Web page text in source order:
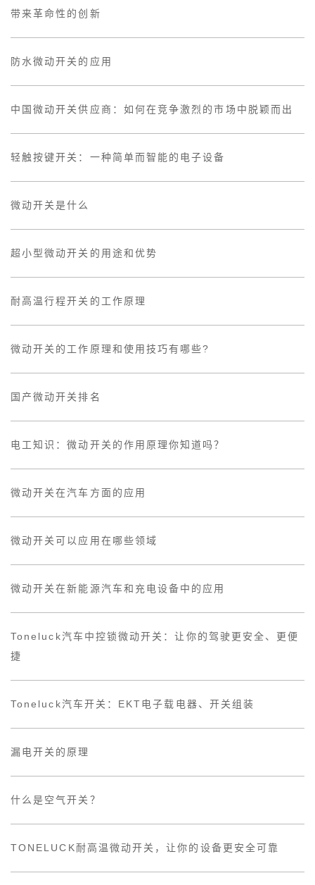
带来革命性的创新
防水微动开关的应用
中国微动开关供应商：如何在竞争激烈的市场中脱颖而出
轻触按键开关：一种简单而智能的电子设备
微动开关是什么
超小型微动开关的用途和优势
耐高温行程开关的工作原理
微动开关的工作原理和使用技巧有哪些?
国产微动开关排名
电工知识：微动开关的作用原理你知道吗？
微动开关在汽车方面的应用
微动开关可以应用在哪些领域
微动开关在新能源汽车和充电设备中的应用
Toneluck汽车中控锁微动开关：让你的驾驶更安全、更便
捷
Toneluck汽车开关：EKT电子载电器、开关组装
漏电开关的原理
什么是空气开关？
TONELUCK耐高温微动开关，让你的设备更安全可靠